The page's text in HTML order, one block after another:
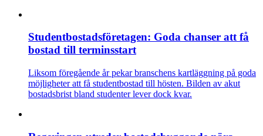
Studentbostadsföretagen: Goda chanser att få
bostad till terminsstart
Liksom föregående år pekar branschens kartläggning på goda
möjligheter att få studentbostad till hösten. Bilden av akut
bostadsbrist bland studenter lever dock kvar.